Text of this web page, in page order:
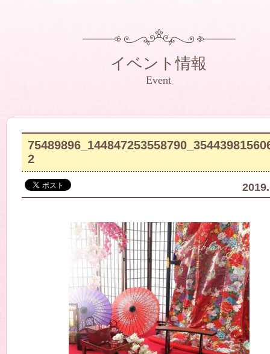
イベント情報
Event
2